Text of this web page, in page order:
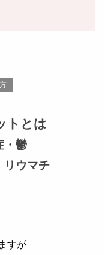
トとは
・鬱
リウマチ
すが